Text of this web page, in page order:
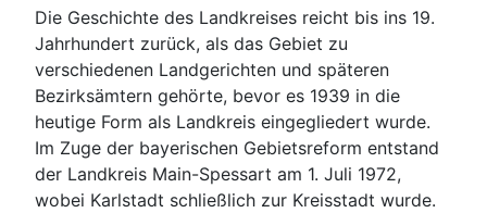
Die Geschichte des Landkreises reicht bis ins 19.
Jahrhundert zurück, als das Gebiet zu
verschiedenen Landgerichten und späteren
Bezirksämtern gehörte, bevor es 1939 in die
heutige Form als Landkreis eingegliedert wurde.
Im Zuge der bayerischen Gebietsreform entstand
der Landkreis Main-Spessart am 1. Juli 1972,
wobei Karlstadt schließlich zur Kreisstadt wurde.